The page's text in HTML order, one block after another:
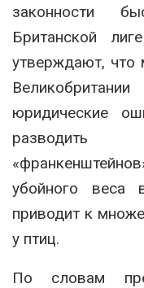
законности
Британской
утверждают,
юридические
убойного веса
приводит к
у птиц.
По словам